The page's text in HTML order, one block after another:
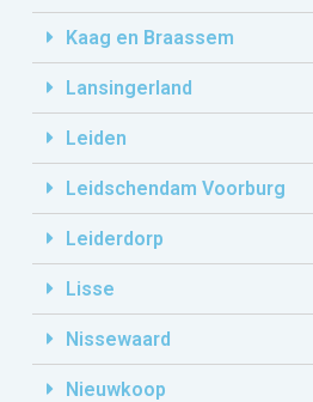
Kaag en Braassem
Lansingerland
Leiden
Leidschendam Voorburg
Leiderdorp
Lisse
Nissewaard
Nieuwkoop